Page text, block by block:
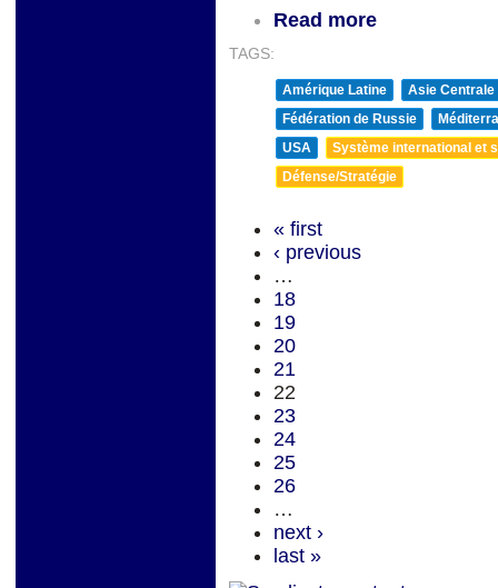
Read more
TAGS:
Amérique Latine
Asie Centrale
Fédération de Russie
USA
Système international et
Défense/Stratégie
« first
‹ previous
…
18
19
20
21
22
23
24
25
26
…
next ›
last »